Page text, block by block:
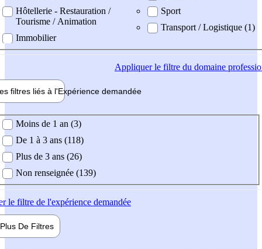
Hôtellerie - Restauration /
Tourisme / Animation
Immobilier
Sport
Transport / Logistique (1)
Appliquerle filtre du domaine
filtres liés à l'Expérience demandée
demandée
Moins de 1 an (3)
De 1 à 3 ans (118)
Plus de 3 ans (26)
Non renseignée (139)
le filtre de l'expérience demandée
Plus De Filtres